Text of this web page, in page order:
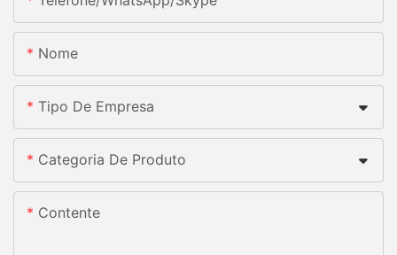
Nome
Tipo De Empresa
Categoria De Produto
Contente